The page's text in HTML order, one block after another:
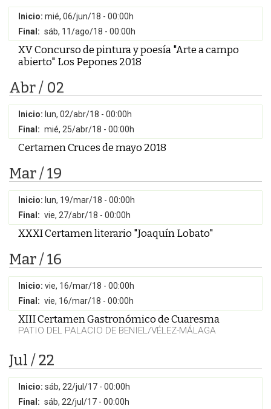
Inicio: mié, 06/jun/18 - 00:00h
Final: sáb, 11/ago/18 - 00:00h
XV Concurso de pintura y poesía "Arte a campo
abierto" Los Pepones 2018
Abr / 02
Inicio: lun, 02/abr/18 - 00:00h
Final: mié, 25/abr/18 - 00:00h
Certamen Cruces de mayo 2018
Mar / 19
Inicio: lun, 19/mar/18 - 00:00h
Final: vie, 27/abr/18 - 00:00h
XXXI Certamen literario "Joaquín Lobato"
Mar / 16
Inicio: vie, 16/mar/18 - 00:00h
Final: vie, 16/mar/18 - 00:00h
XIII Certamen Gastronómico de Cuaresma
PATIO DEL PALACIO DE BENIEL/VÉLEZ-MÁLAGA
Jul / 22
Inicio: sáb, 22/jul/17 - 00:00h
Final: sáb, 22/jul/17 - 00:00h